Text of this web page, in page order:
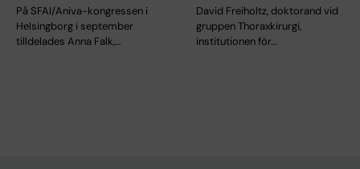
På SFAI/Aniva-kongressen i
Helsingborg i september
tilldelades Anna Falk,…
David Freiholtz, doktorand vid
gruppen Thoraxkirurgi,
institutionen för…